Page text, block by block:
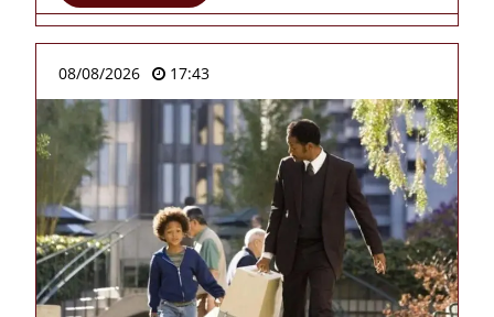
08/08/2026 17:43